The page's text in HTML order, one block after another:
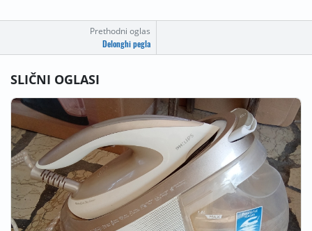
Prethodni oglas
Delonghi pegla
SLIČNI OGLASI